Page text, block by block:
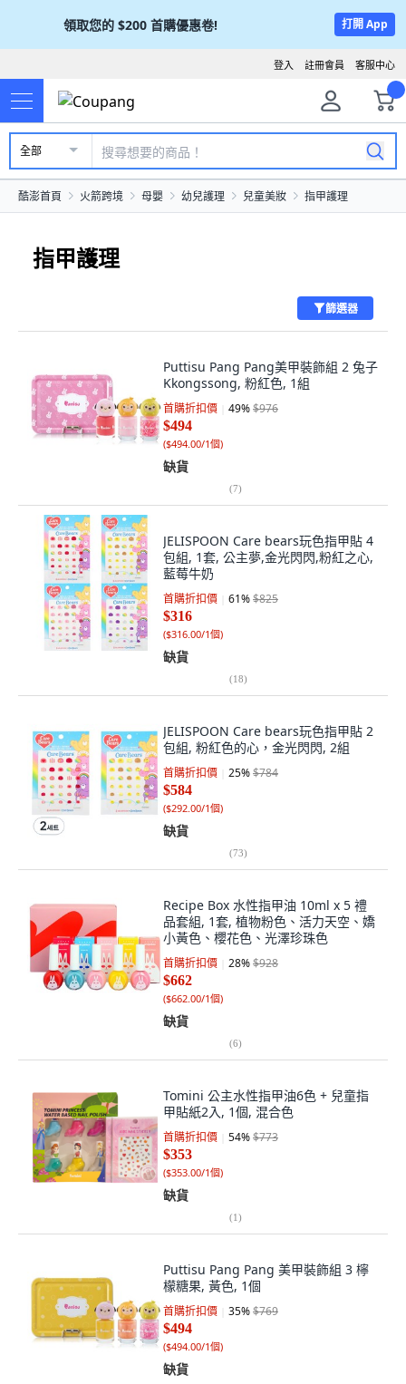
領取您的 $200 首購優惠卷! 打開 App
客服中心
註冊會員
登入
全部
酷澎首頁 火箭跨境 母嬰 幼兒護理 兒童美妝 指甲護理
指甲護理
篩選器
Puttisu Pang Pang美甲裝飾組 2 兔子
Kkongssong, 粉紅色, 1組
首購折扣價 49%$976
$494
($494.00/1個)
缺貨
(7)
JELISPOON Care bears玩色指甲貼 4
包組, 1套, 公主夢,金光閃閃,粉紅之心,
藍莓牛奶
首購折扣價 61%$825
$316
($316.00/1個)
缺貨
(18)
JELISPOON Care bears玩色指甲貼 2
包組, 粉紅色的心，金光閃閃, 2組
首購折扣價 25%$784
$584
($292.00/1個)
缺貨
(73)
Recipe Box 水性指甲油 10ml x 5 禮
品套組, 1套, 植物粉色、活力天空、嬌
小黃色、櫻花色、光澤珍珠色
首購折扣價 28%$928
$662
($662.00/1個)
缺貨
(6)
Tomini 公主水性指甲油6色 + 兒童指
甲貼紙2入, 1個, 混合色
首購折扣價 54%$773
$353
($353.00/1個)
缺貨
(1)
Puttisu Pang Pang 美甲裝飾組 3 檸
檬糖果, 黃色, 1個
首購折扣價 35%$769
$494
($494.00/1個)
缺貨